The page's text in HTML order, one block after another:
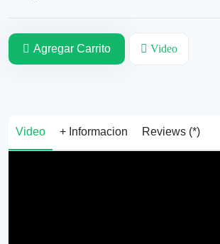
Agregar Carrito Video
Video + Informacion Reviews (*)